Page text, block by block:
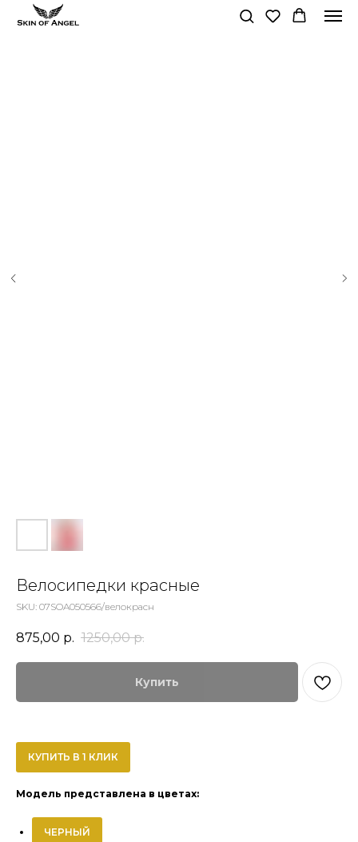
Велосипедки красные
SKU: 07SOA050566/велокрасн
875,00 р. 1250,00 р.
Купить
КУПИТЬ В 1 КЛИК
Модель представлена в цветах:
ЧЕРНЫЙ